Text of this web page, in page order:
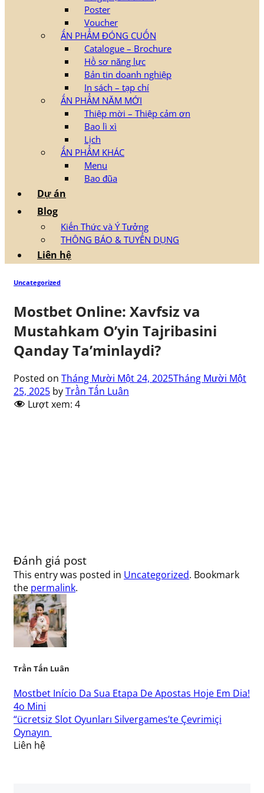
Poster
Voucher
ẤN PHẨM ĐÓNG CUỐN
Catalogue – Brochure
Hồ sơ năng lực
Bản tin doanh nghiệp
In sách – tạp chí
ẤN PHẨM NĂM MỚI
Thiệp mời – Thiệp cảm ơn
Bao lì xì
Lịch
ẤN PHẨM KHÁC
Menu
Bao đũa
Dự án
Blog
Kiến Thức và Ý Tưởng
THÔNG BÁO & TUYỂN DỤNG
Liên hệ
Uncategorized
Mostbet Online: Xavfsiz va
Mustahkam O’yin Tajribasini
Qanday Ta’minlaydi?
Posted on Tháng Mười Một 24, 2025Tháng Mười Một
25, 2025 byTrần Tấn Luân
Lượt xem: 4
Đánh giá post
This entry was posted in Uncategorized. Bookmark
the permalink.
Trần Tấn Luân
Mostbet Início Da Sua Etapa De Apostas Hoje Em Dia!
4o Mini
“ücretsiz Slot Oyunları Silvergames’te Çevrimiçi
Oynayın ️
Liên hệ